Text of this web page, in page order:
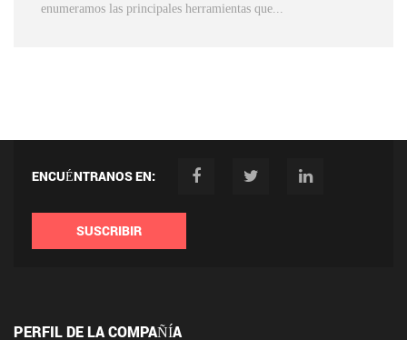
enumeramos las principales herramientas que...
ENCUÉNTRANOS EN:
SUSCRIBIR
PERFIL DE LA COMPAÑÍA